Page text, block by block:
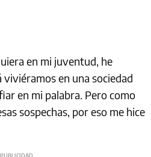
en mi juventud, he
en una sociedad
en mi palabra. Pero como
sospechas, por eso me hice